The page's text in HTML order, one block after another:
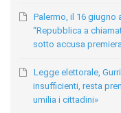
Palermo, il 16 giugno
“Repubblica a
sotto accusa
Legge elettorale,
insufficienti, resta
umilia i cittadini»